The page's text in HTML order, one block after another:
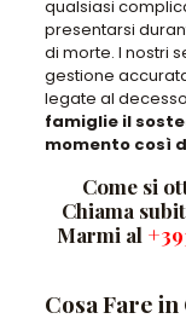
qualsiasi
presentarsi
di morte. I nostri
gestione
legate al
famiglie il
momento così
Come si
Chiama
Marmi al
Cosa Fare